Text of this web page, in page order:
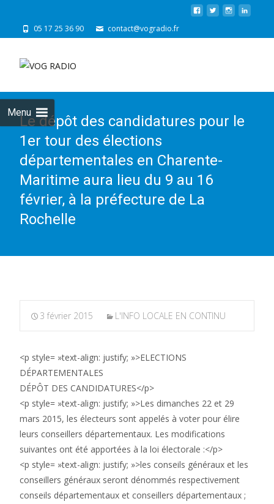
05 17 25 36 90 contact@vogradio.fr
Menu
Le dépôt des candidatures pour le
1er tour des élections
départementales en Charente-
Maritime aura lieu du 9 au 16
février, à la préfecture de La
Rochelle
3 février 2015 L'INFO LOCALE EN CONTINU
<p style= »text-align: justify; »>ELECTIONS
DÉPARTEMENTALES
DÉPÔT DES CANDIDATURES</p>
<p style= »text-align: justify; »>Les dimanches 22 et 29
mars 2015, les électeurs sont appelés à voter pour élire
leurs conseillers départementaux. Les modifications
suivantes ont été apportées à la loi électorale :</p>
<p style= »text-align: justify; »>les conseils généraux et les
conseillers généraux seront dénommés respectivement
conseils départementaux et conseillers départementaux ;